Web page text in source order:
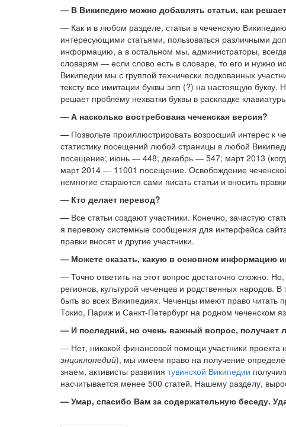
— В Википедию можно добавлять статьи, как
— Как и в любом разделе, статьи в чеченскую
интересующими статьями, пользоваться различными
информацию, а в остальном мы, администраторы,
словарям — если слово есть в словаре, то его и нужно
Википедии мы с группой технически подкованных
тексту все имитации буквы элп (?) на настоящую
решает проблему нехватки буквы в раскладке
— А насколько востребована чеченская версия?
— Позвольте проиллюстрировать возросший интерес к
статистику посещений любой страницы в любой
посещение; июнь — 448; декабрь — 547; март 2013
март 2014 — 11001 посещение. Освобождение
немногие стараются сами писать статьи и вносить
— Кто делает перевод?
— Все статьи создают участники. Конечно, зачастую
я перевожу системные сообщения для интерфейса
правки вносят и другие участники.
— Можете сказать, какую в основном информацию
— Точно ответить на этот вопрос достаточно сложно.
регионов, культурой чеченцев и родственных
быть во всех Википедиях. Чеченцы имеют право читать
Токио, Париж и Санкт-Петербург на родном чеченском
— И последний, но очень важный вопрос,
— Нет, никакой финансовой помощи участники
энциклопедий), мы имеем право на получение
знаем, активисты развития тувинской Википедии
насчитывается менее 500 статей. Нашему разделу,
— Умар, спасибо Вам за содержательную беседу.